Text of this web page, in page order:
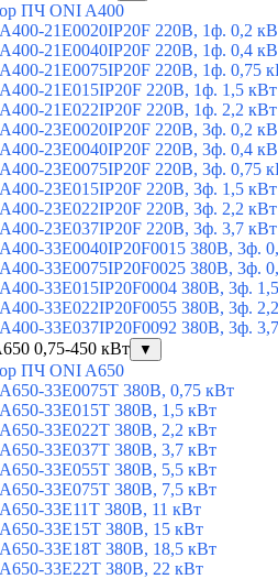
ПЧ ONI A400
21E0020IP20F 220В, 1ф. 0,2
21E0040IP20F 220В, 1ф. 0,4
21E0075IP20F 220В, 1ф. 0,75
21E015IP20F 220В, 1ф. 1,5 кВт
21E022IP20F 220В, 1ф. 2,2 кВт
23E0020IP20F 220В, 3ф. 0,2
23E0040IP20F 220В, 3ф. 0,4
23E0075IP20F 220В, 3ф. 0,75
23E015IP20F 220В, 3ф. 1,5 кВт
23E022IP20F 220В, 3ф. 2,2 кВт
23E037IP20F 220В, 3ф. 3,7 кВт
33E0040IP20F0015 380В, 3ф.
33E0075IP20F0025 380В, 3ф.
33E015IP20F0004 380В, 3ф.
33E022IP20F0055 380В, 3ф.
33E037IP20F0092 380В, 3ф.
0,75-450 кВт
▼
ПЧ ONI A650
33E0075T 380В, 0,75 кВт
33E015T 380В, 1,5 кВт
33E022T 380В, 2,2 кВт
33E037T 380В, 3,7 кВт
33E055T 380В, 5,5 кВт
33E075T 380В, 7,5 кВт
33E11T 380В, 11 кВт
33E15T 380В, 15 кВт
33E18T 380В, 18,5 кВт
33E22T 380В, 22 кВт